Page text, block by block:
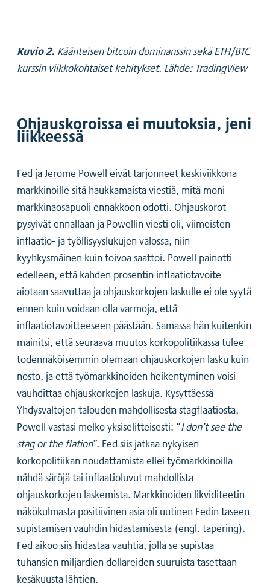
Kuvio 2. Käänteisen bitcoin dominanssin sekä ETH/BTC
kurssin viikkokohtaiset kehitykset. Lähde: TradingView
Ohjauskoroissa ei muutoksia, jeni
liikkeessä
Fed ja Jerome Powell eivät tarjonneet keskiviikkona
markkinoille sitä haukkamaista viestiä, mitä moni
markkinaosapuoli ennakkoon odotti. Ohjauskorot
pysyivät ennallaan ja Powellin viesti oli, viimeisten
inflaatio- ja työllisyyslukujen valossa, niin
kyyhkysmäinen kuin toivoa saattoi. Powell painotti
edelleen, että kahden prosentin inflaatiotavoite
aiotaan saavuttaa ja ohjauskorkojen laskulle ei ole syytä
ennen kuin voidaan olla varmoja, että
inflaatiotavoitteeseen päästään. Samassa hän kuitenkin
mainitsi, että seuraava muutos korkopolitiikassa tulee
todennäköisemmin olemaan ohjauskorkojen lasku kuin
nosto, ja että työmarkkinoiden heikentyminen voisi
vauhdittaa ohjauskorkojen laskuja. Kysyttäessä
Yhdysvaltojen talouden mahdollisesta stagflaatiosta,
Powell vastasi melko yksiselitteisesti: “I don’t see the
stag or the flation”. Fed siis jatkaa nykyisen
korkopolitiikan noudattamista ellei työmarkkinoilla
nähdä säröjä tai inflaatioluvut mahdollista
ohjauskorkojen laskemista. Markkinoiden likviditeetin
näkökulmasta positiivinen asia oli uutinen Fedin taseen
supistamisen vauhdin hidastamisesta (engl. tapering).
Fed aikoo siis hidastaa vauhtia, jolla se supistaa
tuhansien miljardien dollareiden suuruista tasettaan
kesäkuusta lähtien.